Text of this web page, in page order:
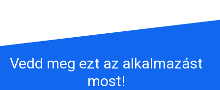
Vedd meg ezt az alkalmazást
most!